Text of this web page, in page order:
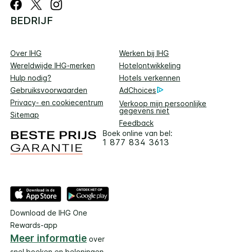
BEDRIJF
Over IHG
Werken bij IHG
Wereldwijde IHG-merken
Hotelontwikkeling
Hulp nodig?
Hotels verkennen
Gebruiksvoorwaarden
AdChoices
Privacy- en cookiecentrum
Verkoop mijn persoonlijke
gegevens niet
Sitemap
Feedback
Boek online van bel:
1 877 834 3613
Download de IHG One
Rewards-app
Meer informatie over